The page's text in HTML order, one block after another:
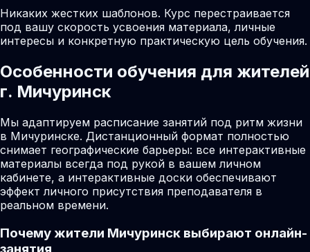
Никаких жестких шаблонов. Курс перестраивается
под вашу скорость усвоения материала, личные
интересы и конкретную практическую цель обучения.
Особенности обучения для жителей
г. Мичуринск
Мы адаптируем расписание занятий под ритм жизни
в Мичуринске. Дистанционный формат полностью
снимает географические барьеры: все интерактивные
материалы всегда под рукой в вашем личном
кабинете, а интерактивные доски обеспечивают
эффект личного присутствия преподавателя в
реальном времени.
Почему жители Мичуринск выбирают онлайн-
занятия